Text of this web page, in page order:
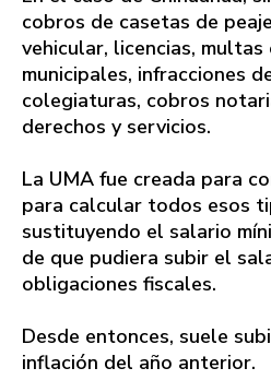
cobros de casetas de
vehicular, licencias,
municipales, infracciones
colegiaturas, cobros
derechos y servicios.
La UMA fue creada para
para calcular todos esos
sustituyendo el salario
de que pudiera subir el
obligaciones fiscales.
Desde entonces, suele
inflación del año anterior.